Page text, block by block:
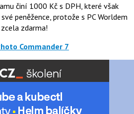
činí 1000 Kč s DPH, které však
peněžence, protože s PC Worldem
zdarma!
Commander 7